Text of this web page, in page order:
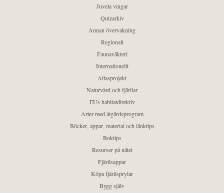
Juvela vingar
Quizarkiv
Annan övervakning
Regionalt
Faunaväkteri
Internationellt
Atlasprojekt
Naturvård och fjärilar
EUs habitatdirektiv
Arter med åtgärdsprogram
Böcker, appar, material och länktips
Boktips
Resurser på nätet
Fjärilsappar
Köpa fjärilsprylar
Bygg själv